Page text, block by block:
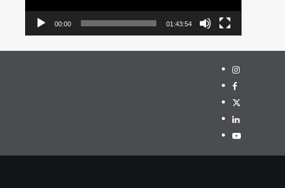
00:00 01:43:54
Instagram
Facebook
Twitter
Linkedin
Youtube